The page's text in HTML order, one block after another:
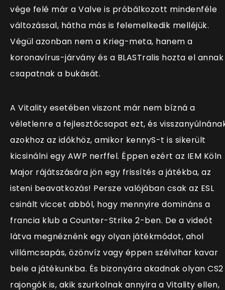
vége felé már a Valve is próbálkozott mindenféle
változással, hátha más is felemelkedik melléjük.
Végül azonban nem a Krieg-meta, hanem a
koronavírus-járvány és a BLASTralis hozta el
csapatnak a bukását.
A Vitality esetében viszont már nem bízná a
véletlenre a fejlesztőcsapat ezt, és
azokhoz az időkhöz, amikor kennyS-t is sikerült
kicsinálni egy AWP nerffel. Éppen ezért az IEM Köln
Major rájátszására jön egy frissítés a játékba, az
isteni beavatkozás! Persze valójában csak az ESL
csinált viccet abból, hogy mennyire domináns a
francia klub a Counter-Strike 2-ben. De a videót
látva megnéznénk egy olyan játékmódot, ahol
villámcsapás, özönvíz vagy éppen szélvihar kavar
bele a játékunkba. És bizonyára akadnak olyan CS2
rajongók is, akik szurkolnak annyira a Vitality ellen,